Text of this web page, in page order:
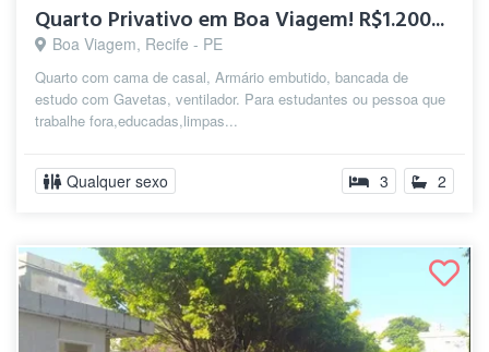
Quarto Privativo em Boa Viagem! R$1.200...
Boa Viagem, Recife - PE
Quarto com cama de casal, Armário embutido, bancada de
estudo com Gavetas, ventilador. Para estudantes ou pessoa que
trabalhe fora,educadas,limpas...
Qualquer sexo 3 2